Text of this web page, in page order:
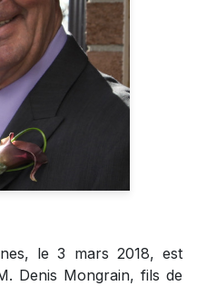
le 3 mars 2018, est
Denis Mongrain, fils de